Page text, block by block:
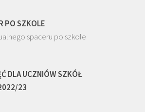
PO SZKOLE
spaceru po szkole
DLA UCZNIÓW SZKÓŁ
23